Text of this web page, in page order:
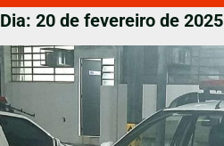
Dia: 20 de fevereiro de 2025